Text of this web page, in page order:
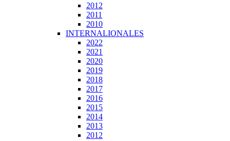
2012
2011
2010
INTERNALIONALES
2022
2021
2020
2019
2018
2017
2016
2015
2014
2013
2012